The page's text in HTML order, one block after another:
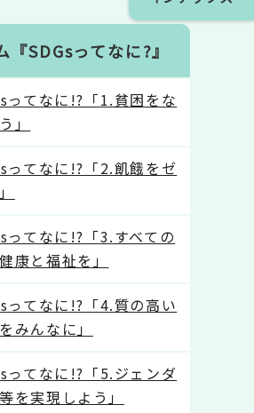
『SDGsってなに?』
ってなに!?「1.貧困をな
」
ってなに!?「2.飢餓をゼ
ってなに!?「3.すべての
康と福祉を」
ってなに!?「4.質の高い
みんなに」
ってなに!?「5.ジェンダ
を実現しよう」